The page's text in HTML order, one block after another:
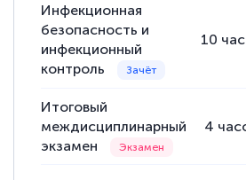
каком этапе…
Инфекционная
безопасность и
инфекционный
контроль
10
Итоговый
междисциплинарный
экзамен
4